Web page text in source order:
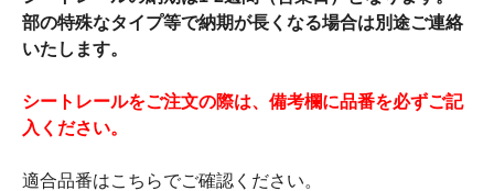
部の特殊なタイプ等で納期が長くなる場合は別途ご連絡
いたします。
シートレールをご注文の際は、備考欄に品番を必ずご記
入ください。
適合品番はこちらでご確認ください。